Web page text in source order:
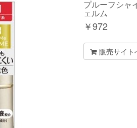
プルーフシャ
ェルム
￥972
販売サイト